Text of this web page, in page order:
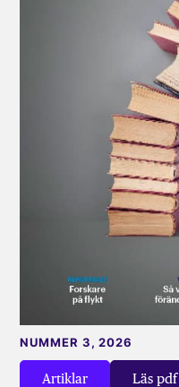
Artiklar Läs pdf
NUMMER 3, 2026